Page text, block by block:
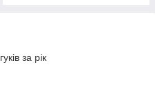
за рік